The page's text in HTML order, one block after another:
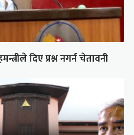
दिए प्रश्न नगर्न चेतावनी